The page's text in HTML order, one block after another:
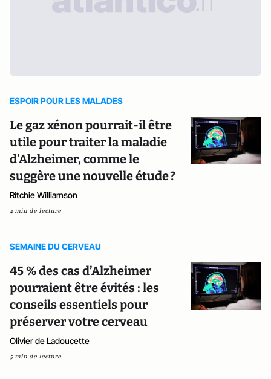
ESPOIR POUR LES MALADES
Le gaz xénon pourrait-il être
utile pour traiter la maladie
d’Alzheimer, comme le
suggère une nouvelle étude ?
Ritchie Williamson
4 min de lecture
SEMAINE DU CERVEAU
45 % des cas d’Alzheimer
pourraient être évités : les
conseils essentiels pour
préserver votre cerveau
Olivier de Ladoucette
5 min de lecture